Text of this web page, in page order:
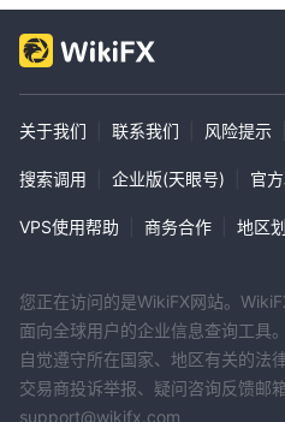
关于我们 联系我们 风险提示
搜索调用 企业版(天眼号) 官
VPS使用帮助 商务合作 地区
您正在访问的是WikiFX网站。
面向全球用户的企业信息查询工具
自觉遵守所在国家、地区有关的法律
交易商投诉举报、疑问咨询反馈邮
support@wikifx.com